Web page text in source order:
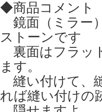
◆商品コメント
鏡面（ミラー
ストーンです
裏面はフラッ
ます。
縫い付けて、
れば縫い付けの